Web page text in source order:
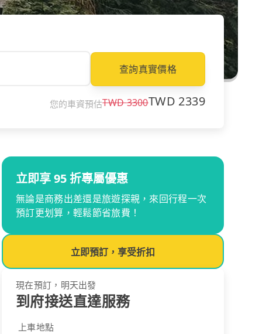
查詢真實價格
您的車資預估TWD3300TWD 2339
立即享 95 折專屬優惠
無論是商務出差還是旅遊探親，來回行程一次
預訂更划算，輕鬆節省旅費！
立即預訂，享受折扣
現在預訂，明天出發
到府接送直達服務
上車地點